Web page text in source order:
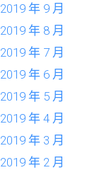
2019 年 9 月
2019 年 8 月
2019 年 7 月
2019 年 6 月
2019 年 5 月
2019 年 4 月
2019 年 3 月
2019 年 2 月